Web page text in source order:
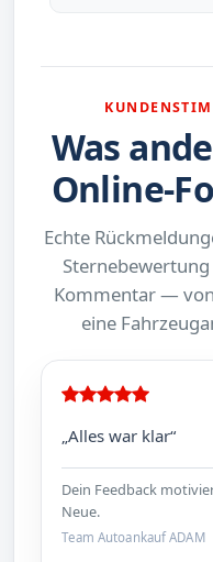
Was
Online-
Echte
Kommentar —
eine
„Alles war klar“
Dein Feedback
Neue.
Team Autoankauf ADAM